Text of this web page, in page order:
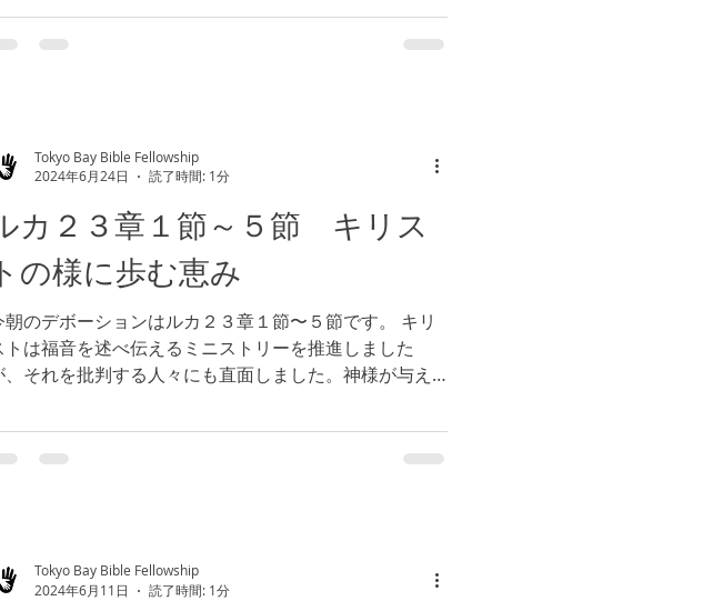
うに反応するでしょうか。無視するでしょうか。もし
は、止めるように説得...
カ２３章１節～５節 キリス
トの様に歩む恵み
朝のデボーションはルカ２３章１節〜５節です。 キリ
トは福音を述べ伝えるミニストリーを推進しました
、それを批判する人々にも直面しました。神様が与え
たちの夢やヴィジョンに対する批判はあるでしょう
。この批判を避けること...
Tokyo Bay Bible Fellowship
2024年6月24日
読了時間: 1分
Tokyo Bay Bible Fellowship
2024年6月11日
読了時間: 1分